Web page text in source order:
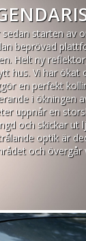
starten av
beprövad
Helt ny
hus. Vi har ökat
en perfekt
i ökningen
uppnår en
och skickar ut
optik är
och övergår